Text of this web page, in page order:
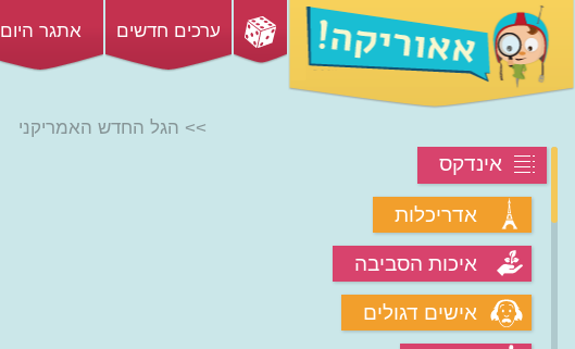
ערכים חדשים אתגר היום
אינדקס
אדריכלות
איכות הסביבה
אישים דגולים
>> הגל החדש האמריקני